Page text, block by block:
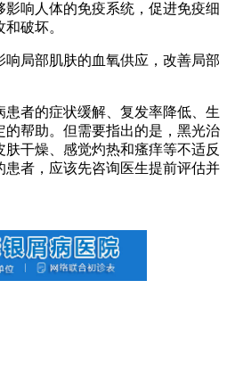
影响人体的免疫系统，促进免疫细
破坏。
响局部肌肤的血氧供应，改善局部
者的症状缓解、复发率降低、生
帮助。但需要指出的是，黑光治
干燥、感觉灼热和瘙痒等不适反
患者，应该先咨询医生提前评估并